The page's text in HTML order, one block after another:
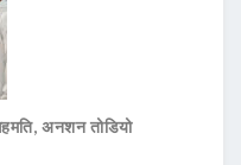
अनशन तोडियो